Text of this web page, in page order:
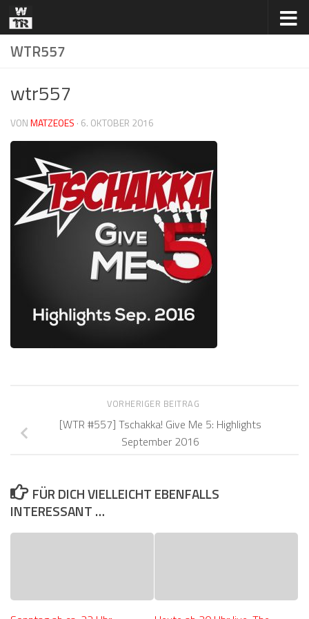
Zum Inhalt springen
WTR557
wtr557
VONMATZEOES · 6. OKTOBER 2016
VORHERIGER BEITRAG
[WTR #557] Tschakka! Give Me 5: Highlights
September 2016
FÜR DICH VIELLEICHT EBENFALLS
INTERESSANT …